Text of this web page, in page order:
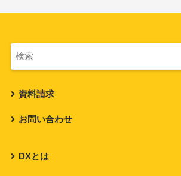
資料請求
お問い合わせ
DXとは